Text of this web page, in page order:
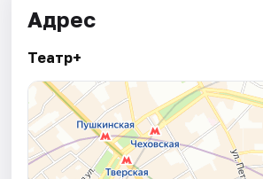
Адрес
Театр+